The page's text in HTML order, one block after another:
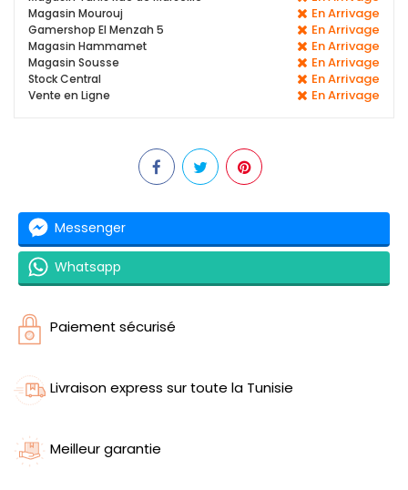
Magasin Mourouj En Arrivage
Gamershop El Menzah 5 En Arrivage
Magasin Hammamet En Arrivage
Magasin Sousse En Arrivage
Stock Central En Arrivage
Vente en Ligne En Arrivage
Messenger
Whatsapp
Paiement sécurisé
Livraison express sur toute la Tunisie
Meilleur garantie